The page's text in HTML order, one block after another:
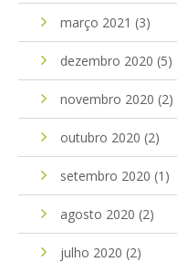
março 2021 (3)
dezembro 2020 (5)
novembro 2020 (2)
outubro 2020 (2)
setembro 2020 (1)
agosto 2020 (2)
julho 2020 (2)